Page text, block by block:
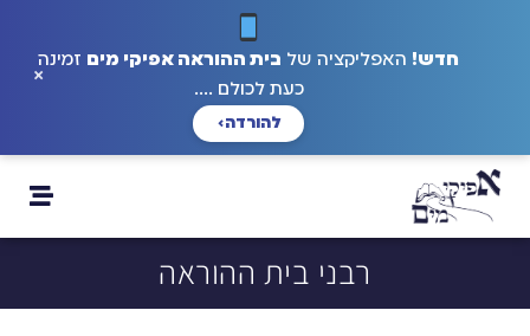
חדש! האפליקציה של בית ההוראה אפיקי מים זמינה
כעת לכולם ....
להורדה›
×
רבני בית ההוראה